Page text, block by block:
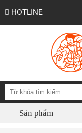
HOTLINE
Sản phẩm